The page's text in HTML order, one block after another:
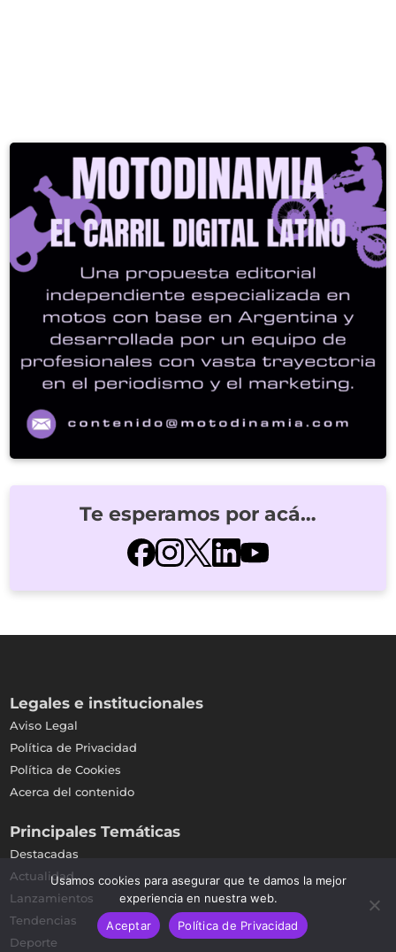
Te esperamos por acá…
Legales e institucionales
Aviso Legal
Política de Privacidad
Política de Cookies
Acerca del contenido
Principales Temáticas
Destacadas
Actualidad
Lanzamientos
Tendencias
Deporte
Usamos cookies para asegurar que te damos la mejor
experiencia en nuestra web.
Aceptar
Política de Privacidad